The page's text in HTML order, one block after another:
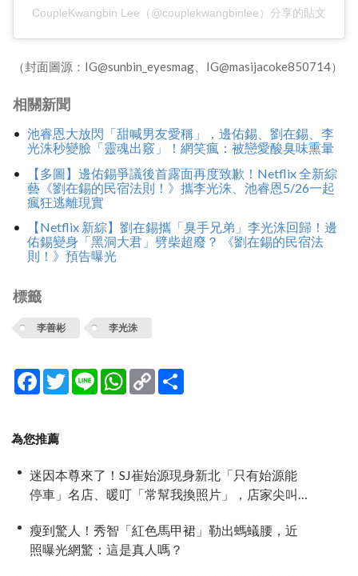
CoupleKwangbin Lee（@couplekwangbinlee）分享的貼文
（封面圖源：IG@sunbin_eyesmag、IG@masijacoke850714）
相關新聞
池睿恩大放閃「甜喊男友愛稱」，邊佑錫、劉在錫、李
光洙秒變臉「靈魂出竅」！網笑瘋：被戀愛酸臭味熏暈
【多圖】邊佑錫爭議後首露面再度致歉！Netflix 全新綜
藝《劉在錫的民宿法則！》攜李光洙、池睿恩5/26一起
瘋狂逃離現實
【Netflix 新綜】劉在錫攜「臭手兄弟」李光洙回歸！邊
佑錫變身「黑洞大君」劈柴超廢？ 《劉在錫的民宿法
則！》預告曝光
標籤
李善彬 李光洙
Facebook
TwitterLine WhatsApp
Copy
Link
為您推薦
迷因本尊來了！SJ崔始源現身新北「只有始源能
停車」名店、暖叮「常幫我換照片」，店家尖叫
瘦到驚人！秀智「紅色馬甲裙」勒出螞蟻腰，近
照曝光網驚：這是真人嗎？